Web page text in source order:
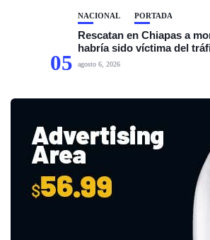
05
NACIONAL PORTADA
Rescatan en Chiapas a
habría sido víctima del
agosto 6, 2026